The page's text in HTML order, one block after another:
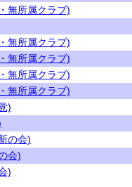
無所属クラブ)
無所属クラブ)
無所属クラブ)
無所属クラブ)
無所属クラブ)
)
の会)
会)
)